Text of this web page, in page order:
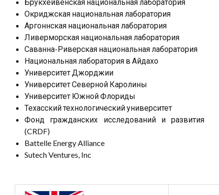
Окриджская национальная лаборатория
Аргоннская национальная лаборатория
Ливерморская национальная лаборатория
Саванна-Риверская национальная лаборатория
Национальная лаборатория в Айдахо
Университет Джорджии
Университет Северной Каролины
Университет Южной Флориды
Техасский технологический университет
Фонд гражданских исследований и развития
(CRDF)
Battelle Energy Alliance
Sutech Ventures, Inc